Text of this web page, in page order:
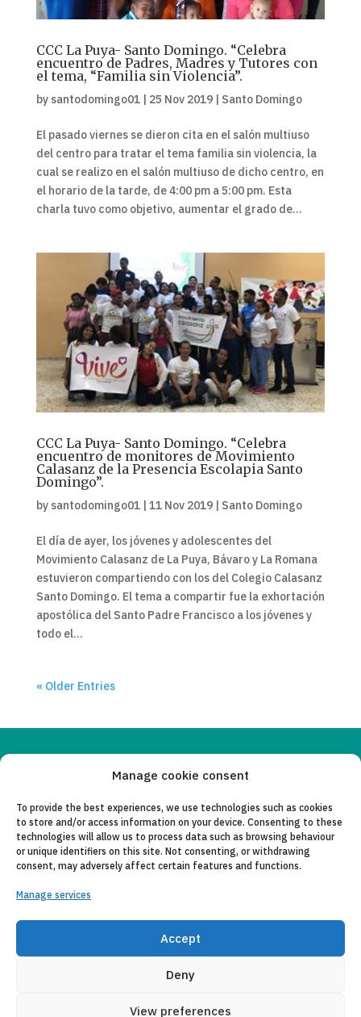
Manage cookie consent
To provide the best experiences, we use technologies such as cookies
to store and/or access information on your device. Consenting to these
technologies will allow us to process data such as browsing behaviour
or unique identifiers on this site. Not consenting, or withdrawing
consent, may adversely affect certain features and functions.
Manage services
Accept
Deny
View preferences
CCC La Puya- Santo Domingo. “Celebra
encuentro de Padres, Madres y Tutores con
el tema, “Familia sin Violencia”.
by santodomingo01| 25 Nov 2019| Santo Domingo
El pasado viernes se dieron cita en el salón multiuso
del centro para tratar el tema familia sin violencia, la
cual se realizo en el salón multiuso de dicho centro, en
el horario de la tarde, de 4:00 pm a 5:00 pm. Esta
charla tuvo como objetivo, aumentar el grado de...
CCC La Puya- Santo Domingo. “Celebra
encuentro de monitores de Movimiento
Calasanz de la Presencia Escolapia Santo
Domingo”.
by santodomingo01| 11 Nov 2019| Santo Domingo
El día de ayer, los jóvenes y adolescentes del
Movimiento Calasanz de La Puya, Bávaro y La Romana
estuvieron compartiendo con los del Colegio Calasanz
Santo Domingo. El tema a compartir fue la exhortación
apostólica del Santo Padre Francisco a los jóvenes y
todo el...
« Older Entries
LEGAL NOTICE
PRIVACY POLICY
COLLABORATING ENTITIES
E-MAIL